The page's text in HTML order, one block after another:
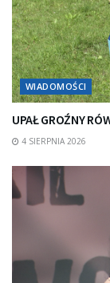
WIADOMOŚCI
UPAŁ GROŹNY
4 SIERPNIA 2026